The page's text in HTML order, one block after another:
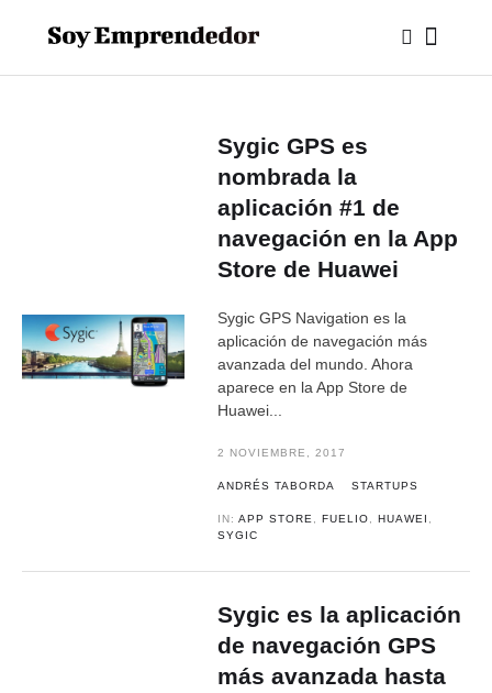
Sygic GPS es
nombrada la
aplicación #1 de
navegación en la App
Store de Huawei
Sygic GPS Navigation es la
aplicación de navegación más
avanzada del mundo. Ahora
aparece en la App Store de
Huawei...
2 NOVIEMBRE, 2017
ANDRÉS TABORDA STARTUPS
IN:APP STORE ,FUELIO ,HUAWEI
SYGIC
Sygic es la aplicación
de navegación GPS
más avanzada hasta